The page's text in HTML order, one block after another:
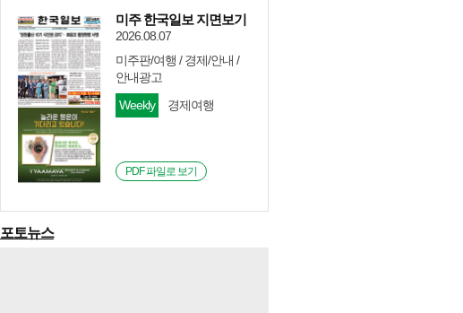
미주 한국일보 지면보기
2026.08.07
미주판/여행 / 경제/안내 /
안내광고
Weekly
경제여행
PDF 파일로 보기
포토뉴스